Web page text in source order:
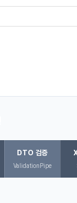
DTO 검증
ValidationPipe